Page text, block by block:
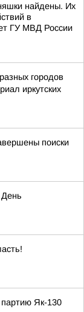
найдены. Их
в
ГУ МВД России
городов
иркутских
поиски
День
Як-130